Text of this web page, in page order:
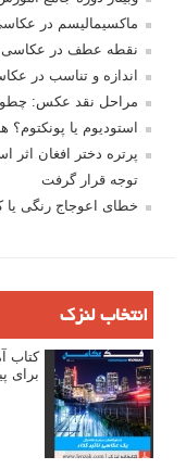
ماکسیمالیسم در
نقطه عطف در عکاسی
اندازه و تناسب در
مراحل نقد عکس:
استودیوم یا
پرتره دختر افغان
توجه قرار گرفت
خطای اعوجاج رنگی یا
انتخاب لنزک
کتاب
برای